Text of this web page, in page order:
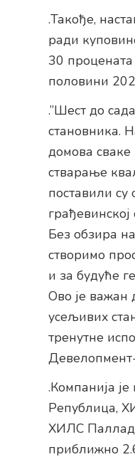
.Такође,
ради
30
половини
.”Шест до
становника.
домова сваке
стварање
поставили су
Без обзира
створимо
и за будуће
Ово је важан
усељивих
тренутне
.Компанија
Републица,
ХИЛС
приближно